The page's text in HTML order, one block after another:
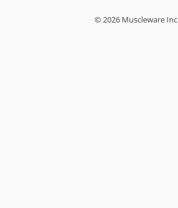
© 2026 Muscleware Inc